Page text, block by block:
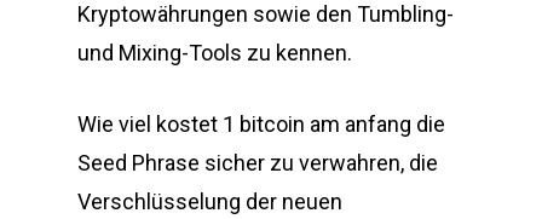
Kryptowährungen sowie den Tumbling-
und Mixing-Tools zu kennen.
Wie viel kostet 1 bitcoin am anfang die
Seed Phrase sicher zu verwahren, die
Verschlüsselung der neuen